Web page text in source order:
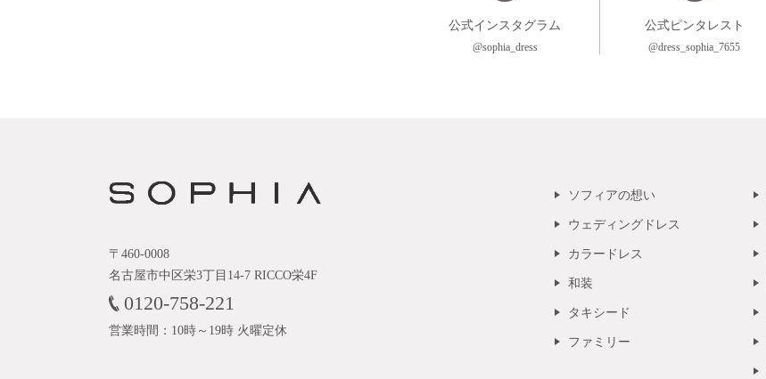
公式インスタグラム
@sophia_dress
公式ピンタレスト
@dress_sophia_7655
〒460-0008
名古屋市中区栄3丁目14-7 RICCO栄4F
0120-758-221
営業時間：10時～19時 火曜定休
ソフィアの想い
ウェディングドレス
カラードレス
和装
タキシード
ファミリー